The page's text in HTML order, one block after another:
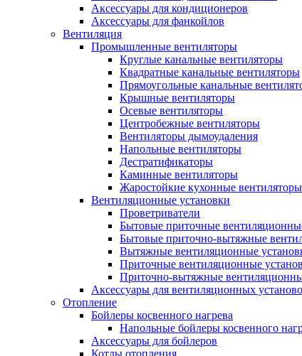
Аксессуары для кондиционеров
Аксессуары для фанкойлов
Вентиляция
Промышленные вентиляторы
Круглые канальные вентиляторы
Квадратные канальные вентиляторы
Прямоугольные канальные
Крышные вентиляторы
Осевые вентиляторы
Центробежные вентиляторы
Вентиляторы дымоудаления
Напольные вентиляторы
Дестратификаторы
Каминные вентиляторы
Жаростойкие кухонные вентиляторы
Вентиляционные установки
Проветриватели
Бытовые приточные
Бытовые приточно-вытяжные
Вытяжные вентиляционные
Приточные вентиляционные
Приточно-вытяжные
Аксессуары для вентиляционных
Отопление
Бойлеры косвенного нагрева
Напольные бойлеры косвенного
Аксессуары для бойлеров